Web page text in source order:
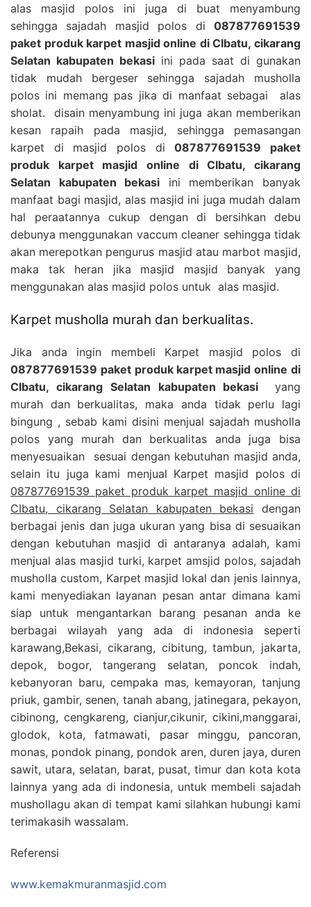
alas masjid polos ini juga di buat menyambung
sehingga sajadah masjid polos di 087877691539
paket produk karpet masjid online di CIbatu, cikarang
Selatan kabupaten bekasi ini pada saat di gunakan
tidak mudah bergeser sehingga sajadah musholla
polos ini memang pas jika di manfaat sebagai alas
sholat. disain menyambung ini juga akan memberikan
kesan rapaih pada masjid, sehingga pemasangan
karpet di masjid polos di087877691539 paket
produk karpet masjid online di CIbatu, cikarang
Selatan kabupaten bekasi ini memberikan banyak
manfaat bagi masjid, alas masjid ini juga mudah dalam
hal peraatannya cukup dengan di bersihkan debu
debunya menggunakan vaccum cleaner sehingga tidak
akan merepotkan pengurus masjid atau marbot masjid,
maka tak heran jika masjid masjid banyak yang
menggunakan alas masjid polos untuk alas masjid.
Karpet musholla murah dan berkualitas.
Jika anda ingin membeli Karpet masjid polos di
087877691539 paket produk karpet masjid online di
CIbatu, cikarang Selatan kabupaten bekasi yang
murah dan berkualitas, maka anda tidak perlu lagi
bingung , sebab kami disini menjual sajadah musholla
polos yang murah dan berkualitas anda juga bisa
menyesuaikan sesuai dengan kebutuhan masjid anda,
selain itu juga kami menjual Karpet masjid polos di
087877691539 paket produk karpet masjid online di
CIbatu, cikarang Selatan kabupaten bekasi dengan
berbagai jenis dan juga ukuran yang bisa di sesuaikan
dengan kebutuhan masjid di antaranya adalah, kami
menjual alas masjid turki, karpet amsjid polos, sajadah
musholla custom, Karpet masjid lokal dan jenis lainnya,
kami menyediakan layanan pesan antar dimana kami
siap untuk mengantarkan barang pesanan anda ke
berbagai wilayah yang ada di indonesia seperti
karawang,Bekasi, cikarang, cibitung, tambun, jakarta,
depok, bogor, tangerang selatan, poncok indah,
kebanyoran baru, cempaka mas, kemayoran, tanjung
priuk, gambir, senen, tanah abang, jatinegara, pekayon,
cibinong, cengkareng, cianjur,cikunir, cikini,manggarai,
glodok, kota, fatmawati, pasar minggu, pancoran,
monas, pondok pinang, pondok aren, duren jaya, duren
sawit, utara, selatan, barat, pusat, timur dan kota kota
lainnya yang ada di indonesia, untuk membeli sajadah
mushollagu akan di tempat kami silahkan hubungi kami
terimakasih wassalam.
Referensi
www.kemakmuranmasjid.com